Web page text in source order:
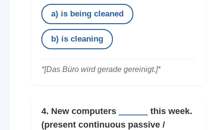
a) is being cleaned
b) is cleaning
*[Das Büro wird gerade gereinigt.]*
4. New computers
this week.
(present continuous passive /